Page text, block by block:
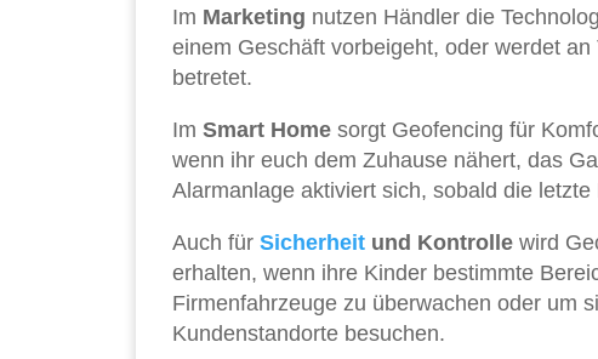
Im Marketing nutzen Händler die
einem Geschäft vorbeigeht, oder werdet
betretet.
Im Smart Home sorgt Geofencing für
wenn ihr euch dem Zuhause nähert, das
Alarmanlage aktiviert sich, sobald die
Auch für Sicherheit und Kontrolle wird
erhalten, wenn ihre Kinder bestimmte
Firmenfahrzeuge zu überwachen oder um
Kundenstandorte besuchen.